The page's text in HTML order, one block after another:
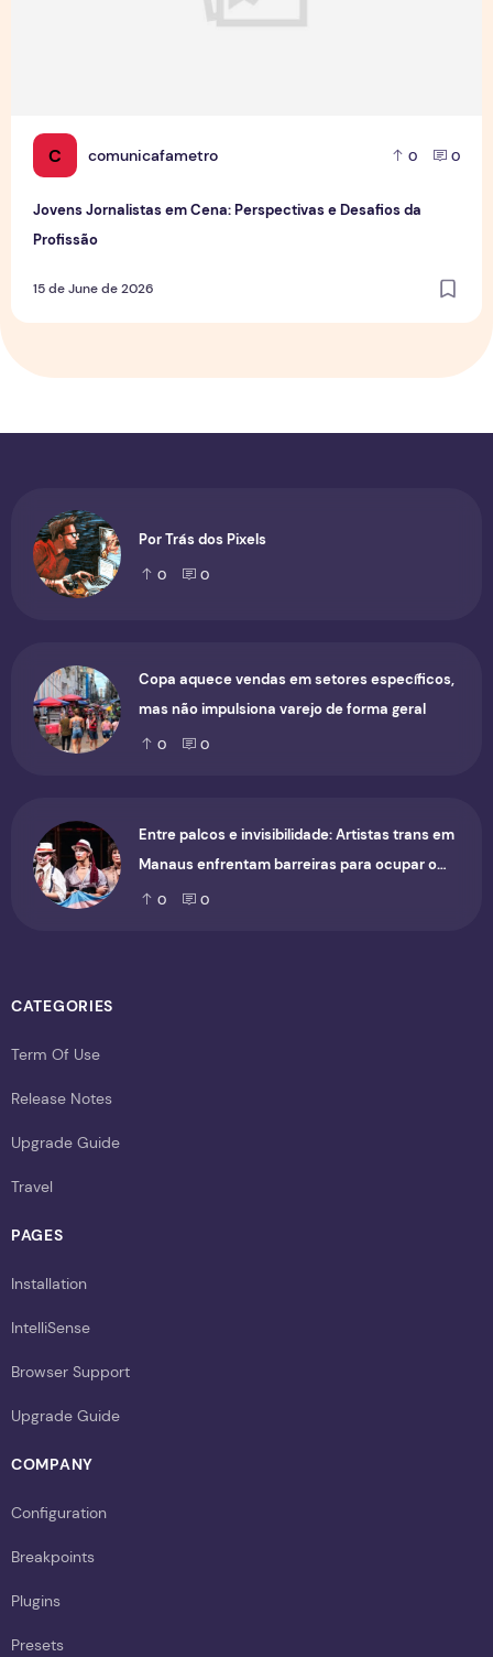
C comunicafametro 0 0
Jovens Jornalistas em Cena: Perspectivas e Desafios da
Profissão
15 de June de 2026
Por Trás dos Pixels
0 0
Copa aquece vendas em setores específicos,
mas não impulsiona varejo de forma geral
0 0
Entre palcos e invisibilidade: Artistas trans em
Manaus enfrentam barreiras para ocupar o
cenário cultural
0 0
CATEGORIES
Term Of Use
Release Notes
Upgrade Guide
Travel
PAGES
Installation
IntelliSense
Browser Support
Upgrade Guide
COMPANY
Configuration
Breakpoints
Plugins
Presets